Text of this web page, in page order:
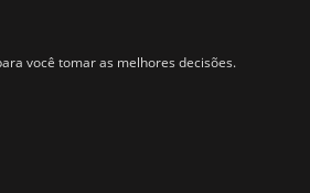
você tomar as melhores decisões.